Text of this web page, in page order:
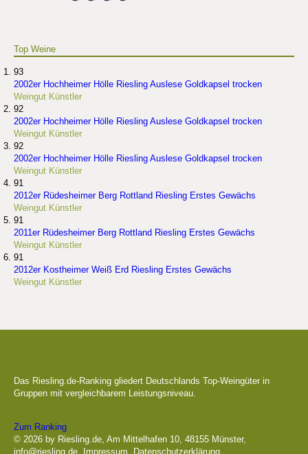
Top Weine
93
2002er Hochheimer Hölle Riesling Auslese Goldkapsel trocken
Weingut Künstler
92
2002er Hochheimer Hölle Riesling Auslese Goldkapsel trocken
Weingut Künstler
92
2002er Hochheimer Hölle Riesling Auslese Goldkapsel trocken
Weingut Künstler
91
2012er Rüdesheimer Berg Rottland Riesling Erstes Gewächs
Weingut Künstler
91
2011er Rüdesheimer Berg Rottland Riesling Erstes Gewächs
Weingut Künstler
91
2012er Kostheimer Weiß Erd Riesling Erstes Gewächs
Weingut Künstler
Das Riesling.de-Ranking gliedert Deutschlands Top-Weingüter in
Gruppen mit vergleichbarem Leistungsniveau.
Zum Ranking
© 2026 by Riesling.de, Am Mittelhafen 10, 48155 Münster,
info@riesling.de
Impressum Datenschutzerklärung